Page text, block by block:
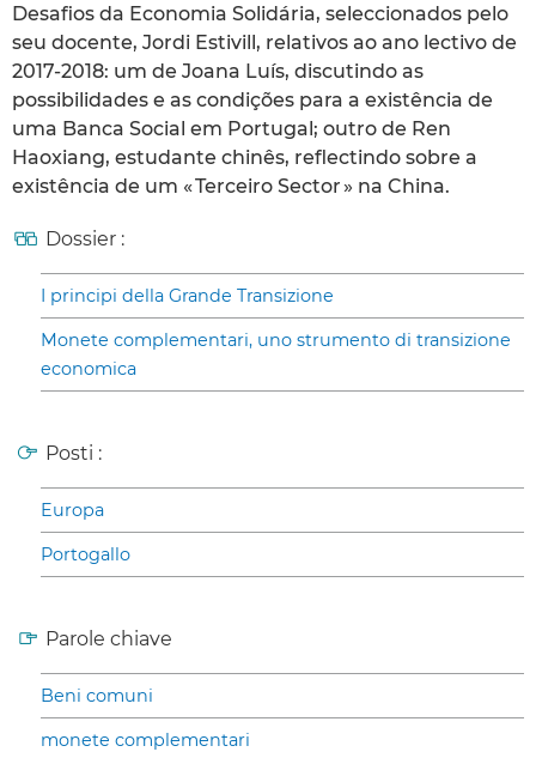
Desafios da Economia Solidária, seleccionados pelo
seu docente, Jordi Estivill, relativos ao ano lectivo de
2017-2018: um de Joana Luís, discutindo as
possibilidades e as condições para a existência de
uma Banca Social em Portugal; outro de Ren
Haoxiang, estudante chinês, reflectindo sobre a
existência de um « Terceiro Sector » na China.
Dossier :
I principi della Grande Transizione
Monete complementari, uno strumento di transizione
economica
Posti :
Europa
Portogallo
Parole chiave
Beni comuni
monete complementari